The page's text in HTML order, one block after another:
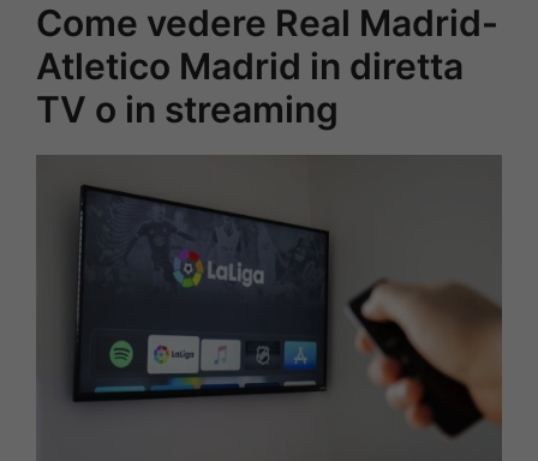
Come vedere Real Madrid-
Atletico Madrid in diretta
TV o in streaming